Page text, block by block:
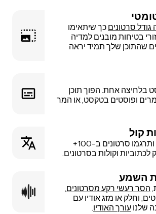
גודל סרטונים כך שיתאימו
בטיחות מובנים למדיה
שהתוכן שלך תמיד יראה
בלחיצה אחת. הפוך תוכן
ופוסטים בטקסט, או המר
קול
הגיעו לקהל גלובלי ותרגמו סרטונים ב-100+
וקולות בסרטונים.
השמע
הסר רעשי רקע מסרטונים
וחלק או מזג אודיו עם
שלנו עורך האודיו